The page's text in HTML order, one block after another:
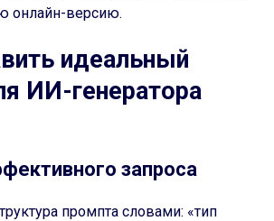
онлайн-версию.
идеальный
ИИ-генератора
запроса
промпта словами: «тип